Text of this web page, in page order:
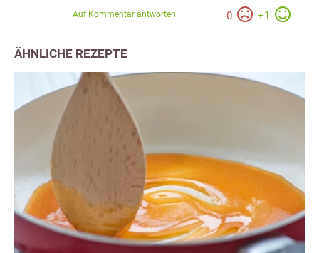
-0 +1
Auf Kommentar antworten
ÄHNLICHE REZEPTE